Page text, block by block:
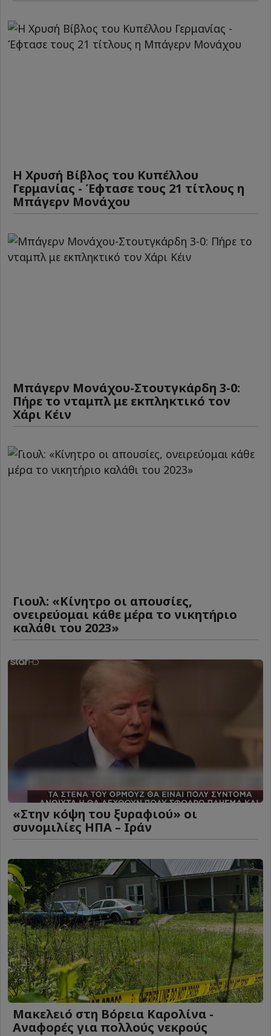
Η Χρυσή Βίβλος του Κυπέλλου
Γερμανίας - Έφτασε τους 21 τίτλους η
Μπάγερν Μονάχου
Μπάγερν Μονάχου-Στουτγκάρδη 3-0:
Πήρε το νταμπλ με εκπληκτικό τον
Χάρι Κέιν
Γιουλ: «Κίνητρο οι απουσίες,
ονειρεύομαι κάθε μέρα το νικητήριο
καλάθι του 2023»
«Στην κόψη του ξυραφιού» οι
συνομιλίες ΗΠΑ – Ιράν
Μακελειό στη Βόρεια Καρολίνα -
Αναφορές για πολλούς νεκρούς